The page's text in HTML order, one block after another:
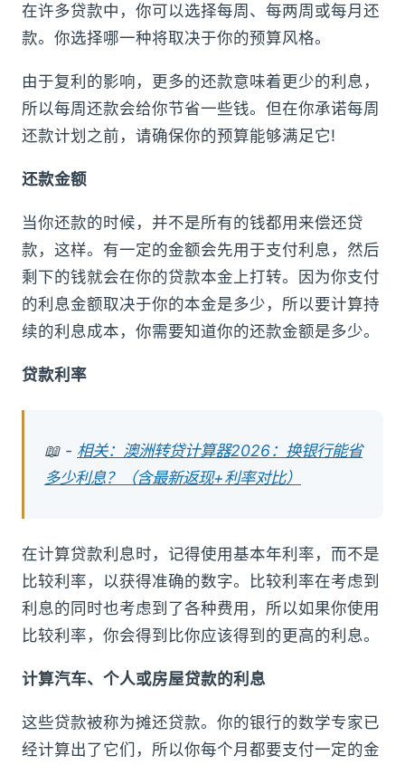
在许多贷款中，你可以选择每周、每两周或每月还
款。你选择哪一种将取决于你的预算风格。
由于复利的影响，更多的还款意味着更少的利息，
所以每周还款会给你节省一些钱。但在你承诺每周
还款计划之前，请确保你的预算能够满足它!
还款金额
当你还款的时候，并不是所有的钱都用来偿还贷
款，这样。有一定的金额会先用于支付利息，然后
剩下的钱就会在你的贷款本金上打转。因为你支付
的利息金额取决于你的本金是多少，所以要计算持
续的利息成本，你需要知道你的还款金额是多少。
贷款利率
📖 - 相关：澳洲转贷计算器2026：换银行能省
多少利息？（含最新返现+利率对比）
在计算贷款利息时，记得使用基本年利率，而不是
比较利率，以获得准确的数字。比较利率在考虑到
利息的同时也考虑到了各种费用，所以如果你使用
比较利率，你会得到比你应该得到的更高的利息。
计算汽车、个人或房屋贷款的利息
这些贷款被称为摊还贷款。你的银行的数学专家已
经计算出了它们，所以你每个月都要支付一定的金